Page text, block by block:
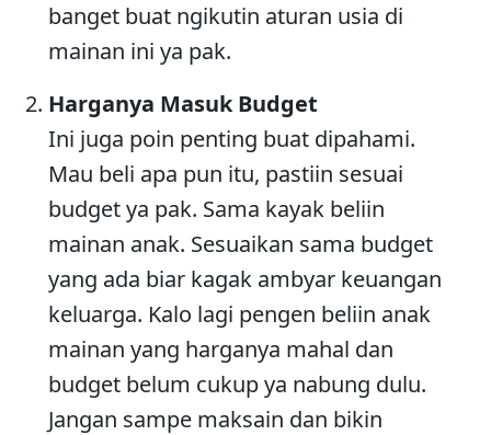
banget buat ngikutin aturan usia di
mainan ini ya pak.
Harganya Masuk Budget
Ini juga poin penting buat dipahami.
Mau beli apa pun itu, pastiin sesuai
budget ya pak. Sama kayak beliin
mainan anak. Sesuaikan sama budget
yang ada biar kagak ambyar keuangan
keluarga. Kalo lagi pengen beliin anak
mainan yang harganya mahal dan
budget belum cukup ya nabung dulu.
Jangan sampe maksain dan bikin